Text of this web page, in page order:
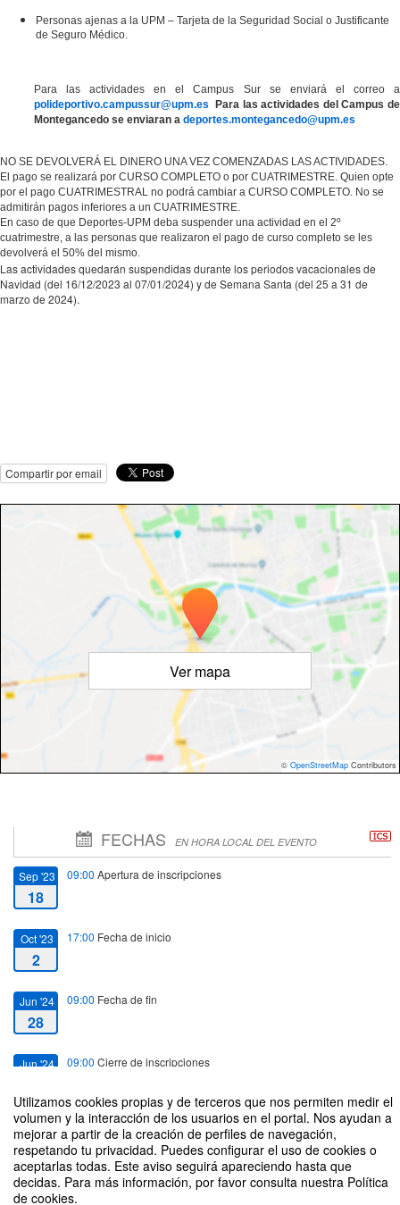
Utilizamos cookies propias y de terceros que nos permiten medir el
volumen y la interacción de los usuarios en el portal. Nos ayudan a
mejorar a partir de la creación de perfiles de navegación,
respetando tu privacidad. Puedes configurar el uso de cookies o
aceptarlas todas. Este aviso seguirá apareciendo hasta que
decidas. Para más información, por favor consulta nuestra Política
de cookies.
Personas ajenas a la UPM – Tarjeta de la Seguridad Social o Justificante
de Seguro Médico.
Para las actividades en el Campus Sur se enviará el correo a
polideportivo.campussur@upm.es Para las actividades del Campus de
Montegancedo se enviaran a deportes.montegancedo@upm.es
NO SE DEVOLVERÁ EL DINERO UNA VEZ COMENZADAS LAS ACTIVIDADES.
El pago se realizará por CURSO COMPLETO o por CUATRIMESTRE. Quien opte
por el pago CUATRIMESTRAL no podrá cambiar a CURSO COMPLETO. No se
admitirán pagos inferiores a un CUATRIMESTRE.
En caso de que Deportes-UPM deba suspender una actividad en el 2º
cuatrimestre, a las personas que realizaron el pago de curso completo se les
devolverá el 50% del mismo.
Las actividades quedarán suspendidas durante los periodos vacacionales de
Navidad (del 16/12/2023 al 07/01/2024) y de Semana Santa (del 25 a 31 de
marzo de 2024).
Compartir por email
Ver mapa
© OpenStreetMap Contributors
FECHAS EN HORA LOCAL DEL EVENTO
Sep '23
18
09:00 Apertura de inscripciones
Oct '23
2
17:00 Fecha de inicio
Jun '24
28
09:00 Fecha de fin
Jun '24 09:00 Cierre de inscripciones
BOXEO Y KICK BOXING 23/24 Organizado por Deportes UPM